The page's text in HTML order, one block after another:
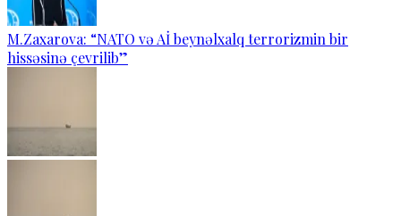
M.Zaxarova: “NATO və Aİ beynəlxalq terrorizmin bir
hissəsinə çevrilib”